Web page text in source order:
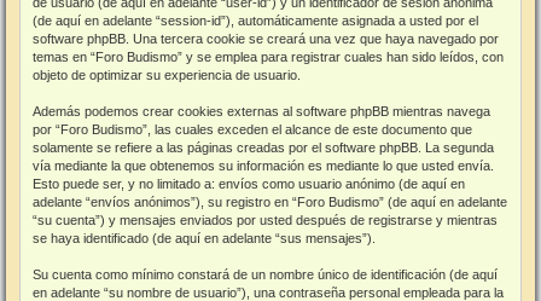
(de aquí en adelante “session-id”), automáticamente asignada a usted por el
software phpBB. Una tercera cookie se creará una vez que haya navegado por
temas en “Foro Budismo” y se emplea para registrar cuales han sido leídos, con
objeto de optimizar su experiencia de usuario.
Además podemos crear cookies externas al software phpBB mientras navega
por “Foro Budismo”, las cuales exceden el alcance de este documento que
solamente se refiere a las páginas creadas por el software phpBB. La segunda
vía mediante la que obtenemos su información es mediante lo que usted envía.
Esto puede ser, y no limitado a: envíos como usuario anónimo (de aquí en
adelante “envíos anónimos”), su registro en “Foro Budismo” (de aquí en adelante
“su cuenta”) y mensajes enviados por usted después de registrarse y mientras
se haya identificado (de aquí en adelante “sus mensajes”).
Su cuenta como mínimo constará de un nombre único de identificación (de aquí
en adelante “su nombre de usuario”), una contraseña personal empleada para la